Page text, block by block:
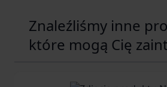
Znaleźliśmy inne
które mogą Cię